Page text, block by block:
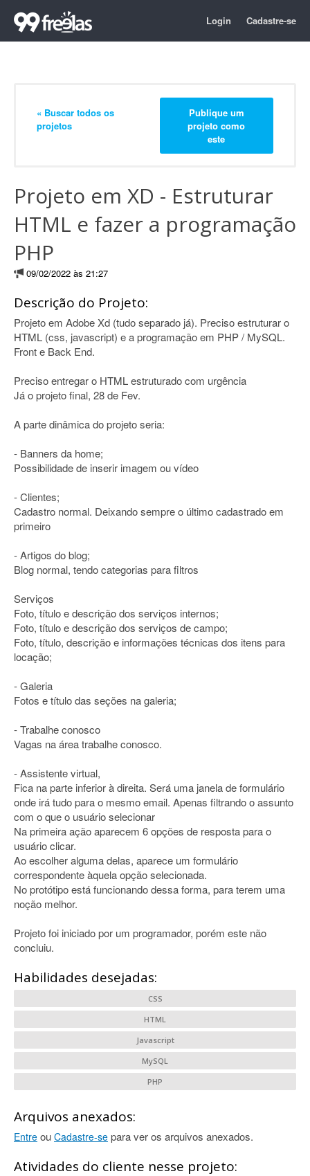
Login Cadastre-se
« Buscar todos os
projetos
Publique um
projeto como
este
Projeto em XD - Estruturar
HTML e fazer a programação
PHP
09/02/2022 às 21:27
Descrição do Projeto:
Projeto em Adobe Xd (tudo separado já). Preciso estruturar o
HTML (css, javascript) e a programação em PHP / MySQL.
Front e Back End.
Preciso entregar o HTML estruturado com urgência
Já o projeto final, 28 de Fev.
A parte dinâmica do projeto seria:
- Banners da home;
Possibilidade de inserir imagem ou vídeo
- Clientes;
Cadastro normal. Deixando sempre o último cadastrado em
primeiro
- Artigos do blog;
Blog normal, tendo categorias para filtros
Serviços
Foto, título e descrição dos serviços internos;
Foto, título e descrição dos serviços de campo;
Foto, título, descrição e informações técnicas dos itens para
locação;
- Galeria
Fotos e título das seções na galeria;
- Trabalhe conosco
Vagas na área trabalhe conosco.
- Assistente virtual,
Fica na parte inferior à direita. Será uma janela de formulário
onde irá tudo para o mesmo email. Apenas filtrando o assunto
com o que o usuário selecionar
Na primeira ação aparecem 6 opções de resposta para o
usuário clicar.
Ao escolher alguma delas, aparece um formulário
correspondente àquela opção selecionada.
No protótipo está funcionando dessa forma, para terem uma
noção melhor.
Projeto foi iniciado por um programador, porém este não
concluiu.
Habilidades desejadas:
CSS
HTML
Javascript
MySQL
PHP
Arquivos anexados:
Entre ou Cadastre-se para ver os arquivos anexados.
Atividades do cliente nesse projeto: